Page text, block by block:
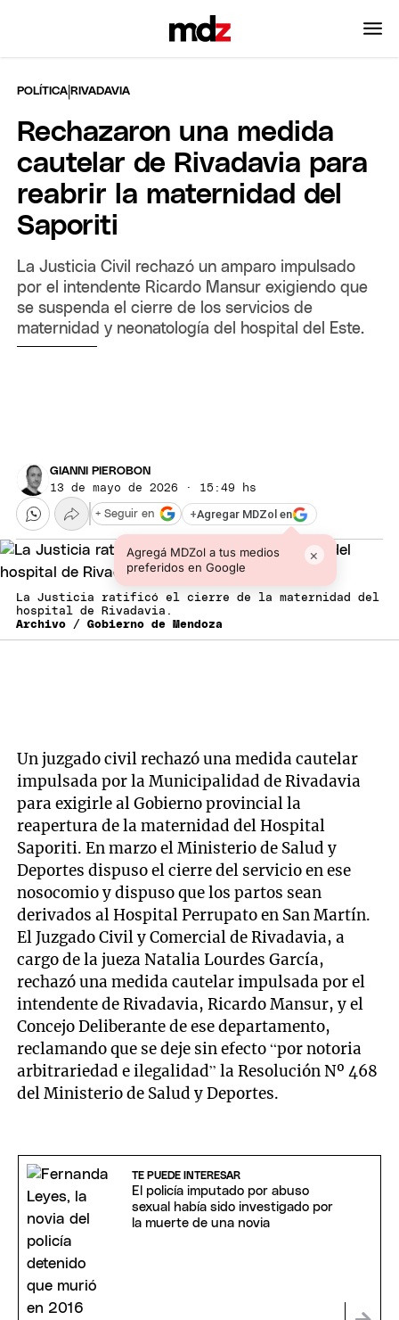
POLÍTICA |RIVADAVIA
Rechazaron una medida
cautelar de Rivadavia para
reabrir la maternidad del
Saporiti
La Justicia Civil rechazó un amparo impulsado
por el intendente Ricardo Mansur exigiendo que
se suspenda el cierre de los servicios de
maternidad y neonatología del hospital del Este.
GIANNI PIEROBON
13 de mayo de 2026 · 15:49 hs
+Agregar MDZol en
Agregá MDZol a tus medios
preferidos en Google
×
+ Seguir en
La Justicia ratificó el cierre de la maternidad del
hospital de Rivadavia.
Archivo / Gobierno de Mendoza
Un juzgado civil rechazó una medida cautelar
impulsada por la Municipalidad de Rivadavia
para exigirle al Gobierno provincial la
reapertura de la maternidad del Hospital
Saporiti. En marzo el Ministerio de Salud y
Deportes dispuso el cierre del servicio en ese
nosocomio y dispuso que los partos sean
derivados al Hospital Perrupato en San Martín.
El Juzgado Civil y Comercial de Rivadavia, a
cargo de la jueza Natalia Lourdes García,
rechazó una medida cautelar impulsada por el
intendente de Rivadavia, Ricardo Mansur, y el
Concejo Deliberante de ese departamento,
reclamando que se deje sin efecto “por notoria
arbitrariedad e ilegalidad” la Resolución Nº 468
del Ministerio de Salud y Deportes.
TE PUEDE INTERESAR
El policía imputado por abuso
sexual había sido investigado por
la muerte de una novia